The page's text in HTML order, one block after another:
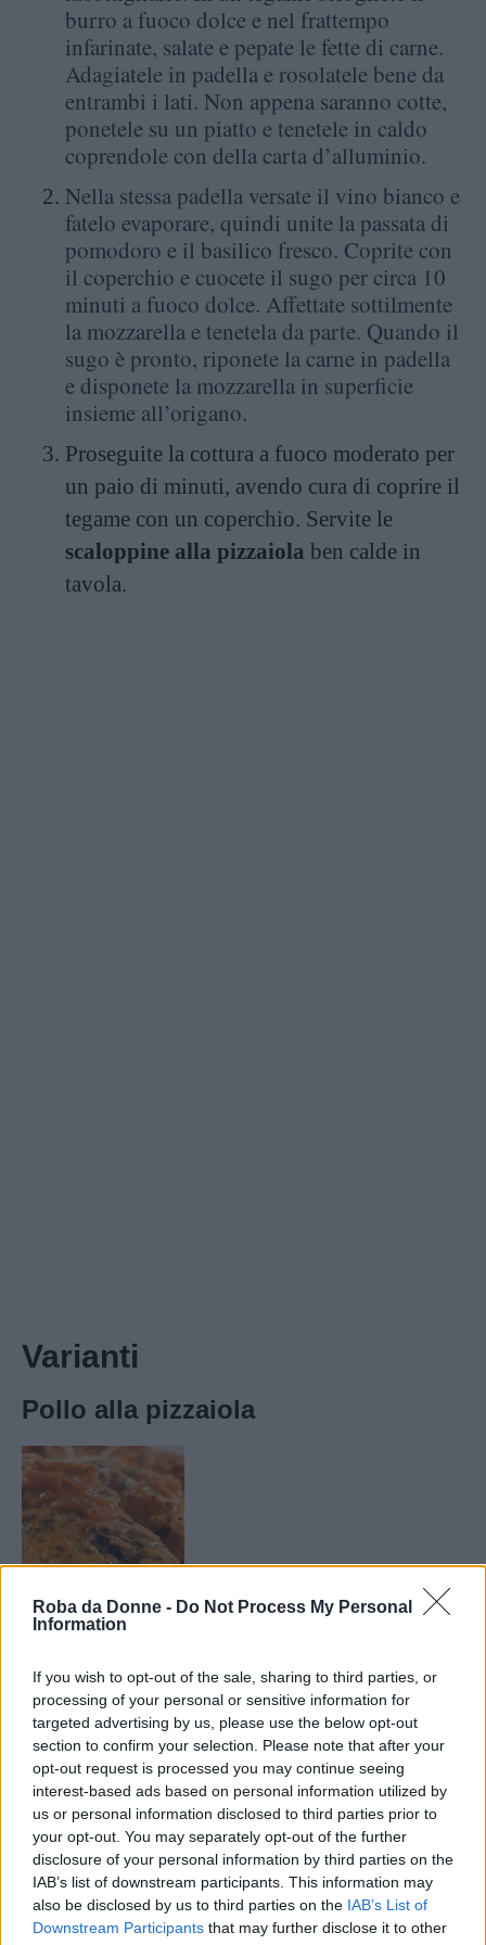
Roba da Donne - Do Not Process My Personal
Information
If you wish to opt-out of the sale, sharing to third parties, or
processing of your personal or sensitive information for
targeted advertising by us, please use the below opt-out
section to confirm your selection. Please note that after your
opt-out request is processed you may continue seeing
interest-based ads based on personal information utilized by
us or personal information disclosed to third parties prior to
your opt-out. You may separately opt-out of the further
disclosure of your personal information by third parties on the
IAB’s list of downstream participants. This information may
also be disclosed by us to third parties on the IAB’s List of
Downstream Participants that may further disclose it to other
burro a fuoco dolce e nel frattempo
infarinate, salate e pepate le fette di carne.
Adagiatele in padella e rosolatele bene da
entrambi i lati. Non appena saranno cotte,
ponetele su un piatto e tenetele in caldo
coprendole con della carta d’alluminio.
Nella stessa padella versate il vino bianco e
fatelo evaporare, quindi unite la passata di
pomodoro e il basilico fresco. Coprite con
il coperchio e cuocete il sugo per circa 10
minuti a fuoco dolce. Affettate sottilmente
la mozzarella e tenetela da parte. Quando il
sugo è pronto, riponete la carne in padella
e disponete la mozzarella in superficie
insieme all’origano.
Proseguite la cottura a fuoco moderato per
un paio di minuti, avendo cura di coprire il
tegame con un coperchio. Servite le
scaloppine alla pizzaiola ben calde in
tavola.
Varianti
Pollo alla pizzaiola
Ilpollo alla pizzaiola
più gustosi e semplici della cucina italiana. È
un’ottima alternativa alle classiche scaloppine e
per prepararlo vengono utilizzati ingredienti
che si hanno sempre a disposizione.
Viene cotto in padella in modo da mantenere la
carne morbida e succosa. Voglia di prepararlo?
E allora seguite la nostra ricetta!
Scaloppine alla pizzaiola light